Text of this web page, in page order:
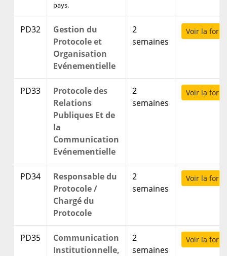
pays.
PD32
Gestion du
Protocole et
Organisation
Evénementielle
2
semaines
Voir la
PD33
Protocole des
Relations
Publiques Et de
la
Communication
Evénementielle
2
semaines
Voir la
PD34
Responsable du
Protocole /
Chargé du
Protocole
2
semaines
Voir la
PD35
Communication
Institutionnelle,
2
semaines
Voir la